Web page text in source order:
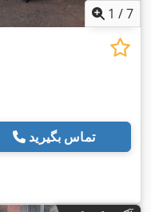
1 /7
تماس بگیرید